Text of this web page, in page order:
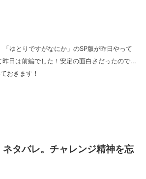
ゆとりですがなにか」のSP版が昨日やって
日は前編でした！安定の面白さだったので...
おきます！
タバレ。チャレンジ精神を忘